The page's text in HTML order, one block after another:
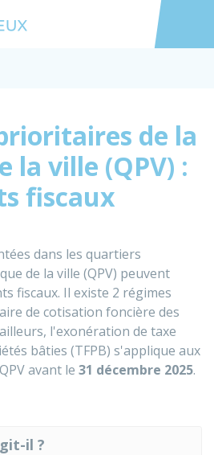
Accéder
de la
la ville (QPV) :
fiscaux
dans les quartiers
de la ville (QPV) peuvent
fiscaux. Il existe 2 régimes
de cotisation foncière des
l'exonération de taxe
bâties (TFPB) s'applique aux
avant le 31 décembre 2025.
il ?